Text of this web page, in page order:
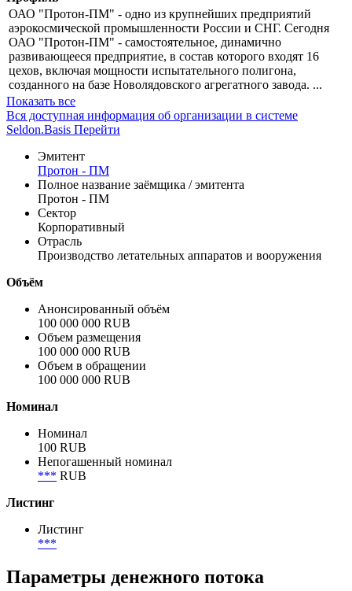
Информация по эмиссии
Профиль
ОАО "Протон-ПМ" - одно из крупнейших предприятий
аэрокосмической промышленности России и СНГ. Сегодня
ОАО "Протон-ПМ" - самостоятельное, динамично
развивающееся предприятие, в состав которого входят 16
цехов, включая мощности испытательного полигона,
созданного на базе Новолядовского агрегатного завода. ...
Показать все
Вся доступная информация об организации в системе
Seldon.Basis Перейти
Эмитент
Протон - ПМ
Полное название заёмщика / эмитента
Протон - ПМ
Сектор
Корпоративный
Производство летательных аппаратов и вооружения
Объём
Анонсированный объём
100 000 000 RUB
100 000 000 RUB
100 000 000 RUB
Номинал
100 RUB
***RUB
Листинг